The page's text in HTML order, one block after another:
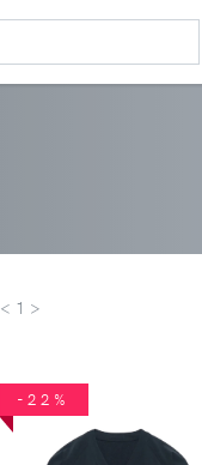
< 1 >
-22%